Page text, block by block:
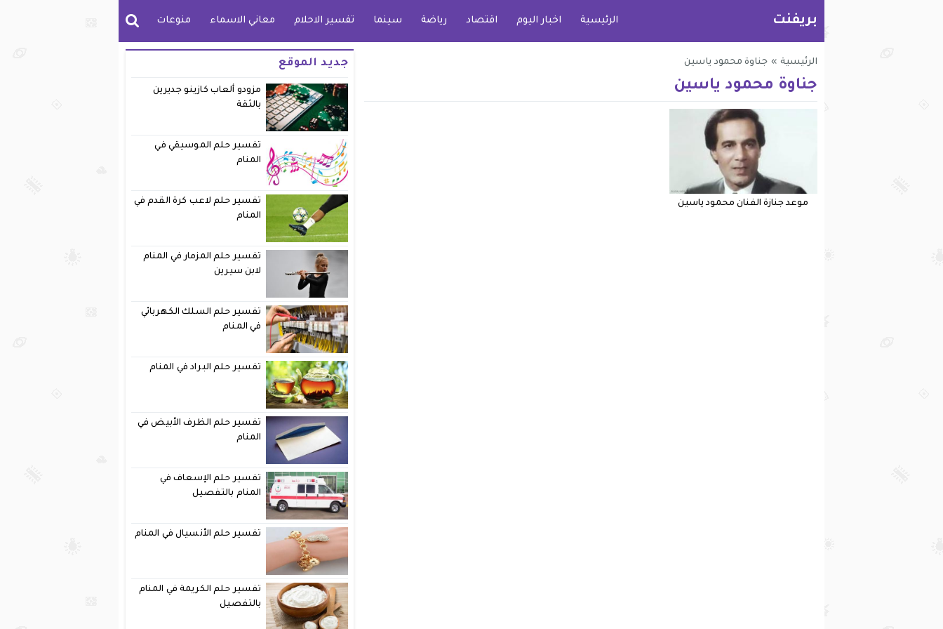
بريفنت الرئيسية اخبار اليوم اقتصاد رياضة سينما تفسير الاحلام معاني الاسماء منوعات
الرئيسية » جناوة محمود ياسين
جناوة محمود ياسين
موعد جنازة الفنان محمود ياسين
جديد الموقع
مزودو ألعاب كازينو جديرين
بالثقة
تفسير حلم الموسيقي في
المنام
تفسير حلم لاعب كرة القدم في
المنام
تفسير حلم المزمار في المنام
لابن سيرين
تفسير حلم السلك الكهربائي
في المنام
تفسير حلم البراد في المنام
تفسير حلم الظرف الأبيض في
المنام
تفسير حلم الإسعاف في
المنام بالتفصيل
تفسير حلم الأنسيال في المنام
تفسير حلم الكريمة في المنام
بالتفصيل